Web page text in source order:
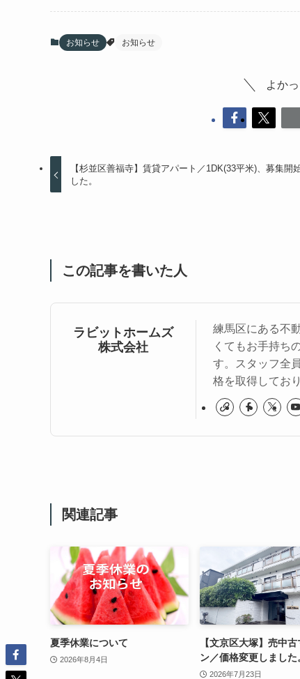
お知らせ お知らせ
よか
【杉並区善福寺】賃貸アパート／1DK(33平米)、募集開
した。
この記事を書いた人
ラビットホームズ
株式会社
練馬区にある不
くてもお手持ち
す。スタッフ全
格を取得してお
関連記事
夏季休業について
2026年8月4日
【文京区大塚】売中
ン／価格変更しました
2026年7月23日